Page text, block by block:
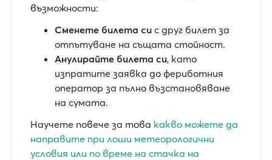
възможности:
Сменете билета си с друг билет за
отпътуване на същата стойност.
Анулирайте билета си, като
изпратите заявка до фериботния
оператор за пълно възстановяване
на сумата.
Научете повече за това какво можете да
направите при лоши метеорологични
условия или по време на стачка на